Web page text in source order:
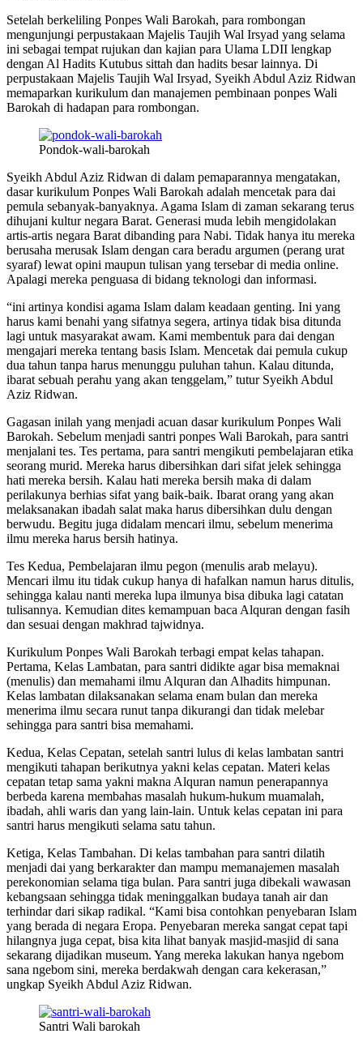
Setelah berkeliling Ponpes Wali Barokah, para rombongan
mengunjungi perpustakaan Majelis Taujih Wal Irsyad yang selama
ini sebagai tempat rujukan dan kajian para Ulama LDII lengkap
dengan Al Hadits Kutubus sittah dan hadits besar lainnya. Di
perpustakaan Majelis Taujih Wal Irsyad, Syeikh Abdul Aziz Ridwan
memaparkan kurikulum dan manajemen pembinaan ponpes Wali
Barokah di hadapan para rombongan.
Pondok-wali-barokah
Syeikh Abdul Aziz Ridwan di dalam pemaparannya mengatakan,
dasar kurikulum Ponpes Wali Barokah adalah mencetak para dai
pemula sebanyak-banyaknya. Agama Islam di zaman sekarang terus
dihujani kultur negara Barat. Generasi muda lebih mengidolakan
artis-artis negara Barat dibanding para Nabi. Tidak hanya itu mereka
berusaha merusak Islam dengan cara beradu argumen (perang urat
syaraf) lewat opini maupun tulisan yang tersebar di media online.
Apalagi mereka penguasa di bidang teknologi dan informasi.
“ini artinya kondisi agama Islam dalam keadaan genting. Ini yang
harus kami benahi yang sifatnya segera, artinya tidak bisa ditunda
lagi untuk masyarakat awam. Kami membentuk para dai dengan
mengajari mereka tentang basis Islam. Mencetak dai pemula cukup
dua tahun tanpa harus menunggu puluhan tahun. Kalau ditunda,
ibarat sebuah perahu yang akan tenggelam,” tutur Syeikh Abdul
Aziz Ridwan.
Gagasan inilah yang menjadi acuan dasar kurikulum Ponpes Wali
Barokah. Sebelum menjadi santri ponpes Wali Barokah, para santri
menjalani tes. Tes pertama, para santri mengikuti pembelajaran etika
seorang murid. Mereka harus dibersihkan dari sifat jelek sehingga
hati mereka bersih. Kalau hati mereka bersih maka di dalam
perilakunya berhias sifat yang baik-baik. Ibarat orang yang akan
melaksanakan ibadah salat maka harus dibersihkan dulu dengan
berwudu. Begitu juga didalam mencari ilmu, sebelum menerima
ilmu mereka harus bersih hatinya.
Tes Kedua, Pembelajaran ilmu pegon (menulis arab melayu).
Mencari ilmu itu tidak cukup hanya di hafalkan namun harus ditulis,
sehingga kalau nanti mereka lupa ilmunya bisa dibuka lagi catatan
tulisannya. Kemudian dites kemampuan baca Alquran dengan fasih
dan sesuai dengan makhrad tajwidnya.
Kurikulum Ponpes Wali Barokah terbagi empat kelas tahapan.
Pertama, Kelas Lambatan, para santri didikte agar bisa memaknai
(menulis) dan memahami ilmu Alquran dan Alhadits himpunan.
Kelas lambatan dilaksanakan selama enam bulan dan mereka
menerima ilmu secara runut tanpa dikurangi dan tidak melebar
sehingga para santri bisa memahami.
Kedua, Kelas Cepatan, setelah santri lulus di kelas lambatan santri
mengikuti tahapan berikutnya yakni kelas cepatan. Materi kelas
cepatan tetap sama yakni makna Alquran namun penerapannya
berbeda karena membahas masalah hukum-hukum muamalah,
ibadah, ahli waris dan yang lain-lain. Untuk kelas cepatan ini para
santri harus mengikuti selama satu tahun.
Ketiga, Kelas Tambahan. Di kelas tambahan para santri dilatih
menjadi dai yang berkarakter dan mampu memanajemen masalah
perekonomian selama tiga bulan. Para santri juga dibekali wawasan
kebangsaan sehingga tidak meninggalkan budaya tanah air dan
terhindar dari sikap radikal. “Kami bisa contohkan penyebaran Islam
yang berada di negara Eropa. Penyebaran mereka sangat cepat tapi
hilangnya juga cepat, bisa kita lihat banyak masjid-masjid di sana
sekarang dijadikan museum. Yang mereka lakukan hanya ngebom
sana ngebom sini, mereka berdakwah dengan cara kekerasan,”
ungkap Syeikh Abdul Aziz Ridwan.
Santri Wali barokah